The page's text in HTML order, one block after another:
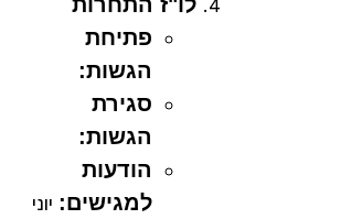
פתיחת
הגשות:
סגירת
הגשות:
הודעות
למגישים: יוני